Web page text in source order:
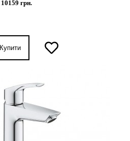
10159 грн.
Купити